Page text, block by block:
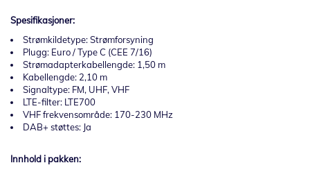
Spesifikasjoner:
Strømkildetype: Strømforsyning
Plugg: Euro / Type C (CEE 7/16)
Strømadapterkabellengde: 1,50 m
Kabellengde: 2,10 m
Signaltype: FM, UHF, VHF
LTE-filter: LTE700
VHF frekvensområde: 170-230 MHz
DAB+ støttes: Ja
Innhold i pakken: